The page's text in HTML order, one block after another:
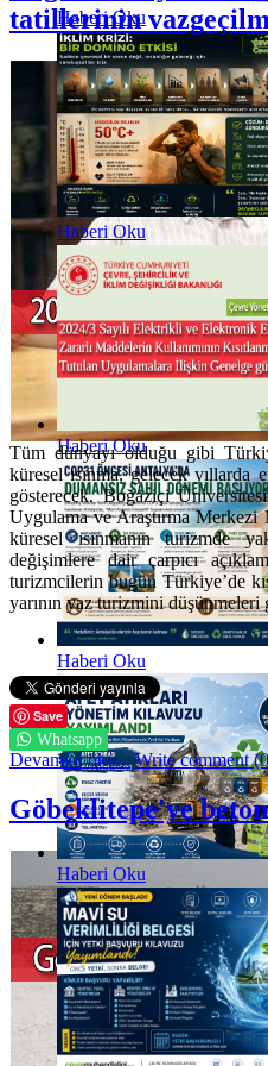
Haberi Oku
Haberi Oku
Haberi Oku
Haberi Oku
Haberi Oku
tatillerinin
Tüm dünyayı olduğu gibi
küresel ısınma, gelecek
gösterecek. Boğaziçi
Uygulama ve Araştırma
küresel ısınmanın turizmde
değişimlere dair çarpıcı
turizmcilerin bugün Türkiye’de
yarının yaz turizmini düşünmeleri
Save
Whatsapp
Devamını oku... Write comment
Göbeklitepe'ye